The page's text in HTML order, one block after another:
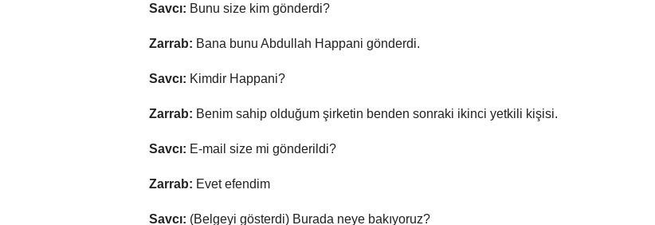
Savcı: Bunu size kim gönderdi?
Zarrab: Bana bunu Abdullah Happani gönderdi.
Savcı: Kimdir Happani?
Zarrab: Benim sahip olduğum şirketin benden sonraki ikinci yetkili kişisi.
Savcı: E-mail size mi gönderildi?
Zarrab: Evet efendim
Savcı: (Belgeyi gösterdi) Burada neye bakıyoruz?